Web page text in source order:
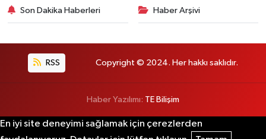
Son Dakika Haberleri Haber Arşivi
RSS Copyright © 2024. Her hakkı saklıdır.
Haber Yazılımı: TE Bilişim
En iyi site deneyimi sağlamak için çerezlerden